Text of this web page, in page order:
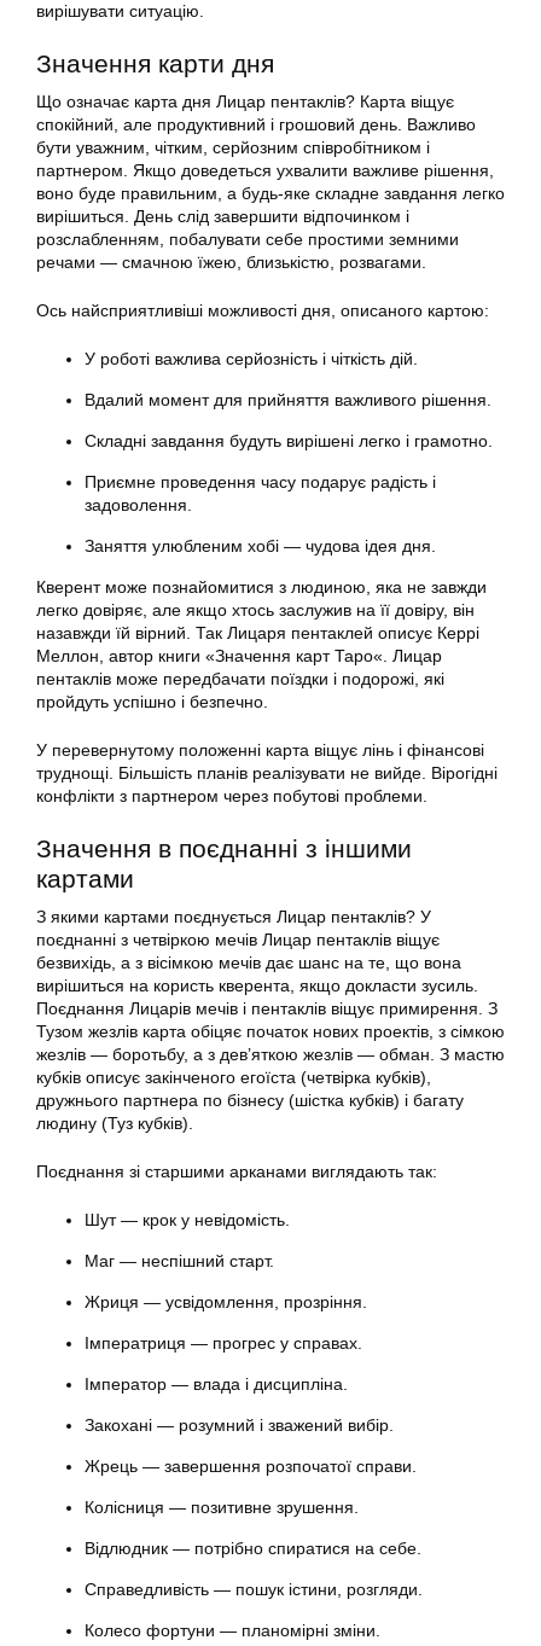
вирішувати ситуацію.
Значення карти дня
Що означає карта дня Лицар пентаклів? Карта віщує
спокійний, але продуктивний і грошовий день. Важливо
бути уважним, чітким, серйозним співробітником і
партнером. Якщо доведеться ухвалити важливе рішення,
воно буде правильним, а будь-яке складне завдання легко
вирішиться. День слід завершити відпочинком і
розслабленням, побалувати себе простими земними
речами — смачною їжею, близькістю, розвагами.
Ось найсприятливіші можливості дня, описаного картою:
У роботі важлива серйозність і чіткість дій.
Вдалий момент для прийняття важливого рішення.
Складні завдання будуть вирішені легко і грамотно.
Приємне проведення часу подарує радість і
задоволення.
Заняття улюбленим хобі — чудова ідея дня.
Кверент може познайомитися з людиною, яка не завжди
легко довіряє, але якщо хтось заслужив на її довіру, він
назавжди їй вірний. Так Лицаря пентаклей описує Керрі
Меллон, автор книги «Значення карт Таро«. Лицар
пентаклів може передбачати поїздки і подорожі, які
пройдуть успішно і безпечно.
У перевернутому положенні карта віщує лінь і фінансові
труднощі. Більшість планів реалізувати не вийде. Вірогідні
конфлікти з партнером через побутові проблеми.
Значення в поєднанні з іншими
картами
З якими картами поєднується Лицар пентаклів? У
поєднанні з четвіркою мечів Лицар пентаклів віщує
безвихідь, а з вісімкою мечів дає шанс на те, що вона
вирішиться на користь кверента, якщо докласти зусиль.
Поєднання Лицарів мечів і пентаклів віщує примирення. З
Тузом жезлів карта обіцяє початок нових проектів, з сімкою
жезлів — боротьбу, а з дев’яткою жезлів — обман. З мастю
кубків описує закінченого егоїста (четвірка кубків),
дружнього партнера по бізнесу (шістка кубків) і багату
людину (Туз кубків).
Поєднання зі старшими арканами виглядають так:
Шут — крок у невідомість.
Маг — неспішний старт.
Жриця — усвідомлення, прозріння.
Імператриця — прогрес у справах.
Імператор — влада і дисципліна.
Закохані — розумний і зважений вибір.
Жрець — завершення розпочатої справи.
Колісниця — позитивне зрушення.
Відлюдник — потрібно спиратися на себе.
Справедливість — пошук істини, розгляди.
Колесо фортуни — планомірні зміни.